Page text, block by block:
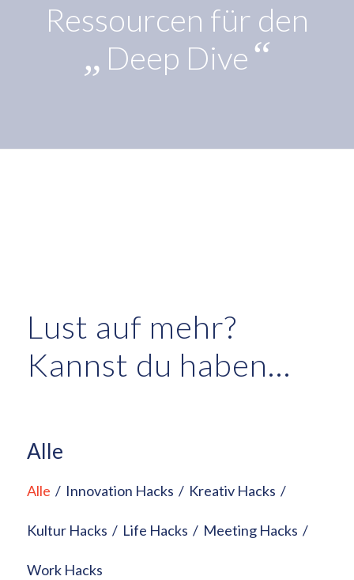
Ressourcen für den
„ Deep Dive “
Lust auf mehr?
Kannst du haben…
Alle
Alle / Innovation Hacks / Kreativ Hacks /
Kultur Hacks / Life Hacks / Meeting Hacks /
Work Hacks